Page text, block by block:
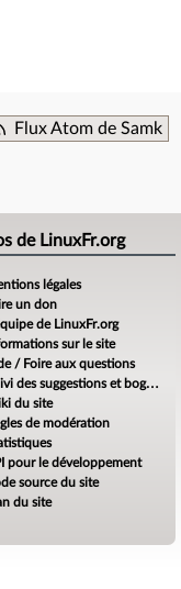
Flux Atom de Samk
de LinuxFr.org
légales
un don
de LinuxFr.org
sur le site
/ Foire aux questions
des suggestions et bogues
du site
de modération
pour le développement
source du site
du site